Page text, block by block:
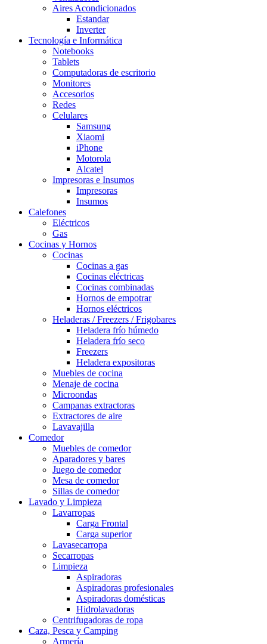
Aires Acondicionados
Estandar
Inverter
Tecnología e Informática
Notebooks
Tablets
Computadoras de escritorio
Monitores
Accesorios
Redes
Celulares
Samsung
Xiaomi
iPhone
Motorola
Alcatel
Impresoras e Insumos
Impresoras
Insumos
Calefones
Eléctricos
Gas
Cocinas y Hornos
Cocinas
Cocinas a gas
Cocinas eléctricas
Cocinas combinadas
Hornos de empotrar
Hornos eléctricos
Heladeras / Freezers / Frigobares
Heladera frío húmedo
Heladera frío seco
Freezers
Heladera expositoras
Muebles de cocina
Menaje de cocina
Microondas
Campanas extractoras
Extractores de aire
Lavavajilla
Comedor
Muebles de comedor
Aparadores y bares
Juego de comedor
Mesa de comedor
Sillas de comedor
Lavado y Limpieza
Lavarropas
Carga Frontal
Carga superior
Lavasecarropa
Secarropas
Limpieza
Aspiradoras
Aspiradoras profesionales
Aspiradoras domésticas
Hidrolavadoras
Centrifugadoras de ropa
Caza, Pesca y Camping
Armería